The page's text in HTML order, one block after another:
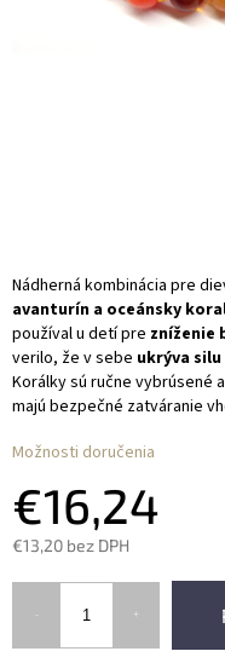
€16,24
€13,20 bez DPH
Možnosti doručenia
Nádherná kombinácia pre
avanturín a oceánsky
používal u detí pre zníženie
verilo, že v sebe ukrýva
Korálky sú ručne vybrúsené
majú bezpečné zatváranie